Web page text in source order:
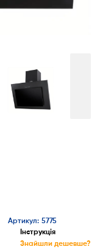
Артикул: 5775
Інструкція
Знайшли дешевше?